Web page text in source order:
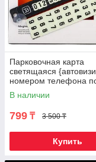
Парковочная карта
светящаяся
номером телефона
стекло} FOURING B
(Серебряный)
В наличии
799 ₸ 3 500 ₸
Купить